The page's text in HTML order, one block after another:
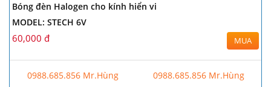
Bóng đèn Halogen cho kính hiển vi
MODEL: STECH 6V
60,000 đ MUA
0988.685.856 Mr.Hùng 0988.685.856 Mr.Hùng